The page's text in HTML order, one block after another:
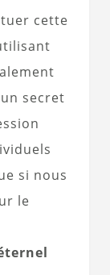
cette
secret
si nous
le